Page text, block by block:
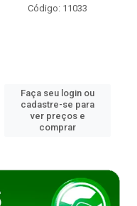
Código: 11033
Faça seu login ou
cadastre-se para
ver preços e
comprar